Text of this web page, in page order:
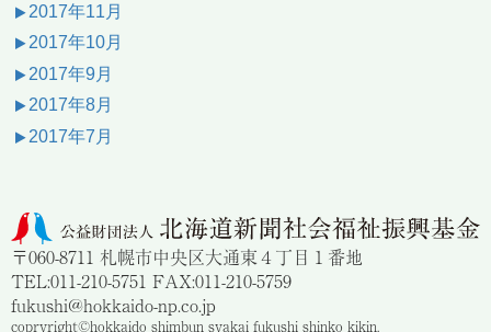
2017年11月
2017年10月
2017年9月
2017年8月
2017年7月
〒060-8711 札幌市中央区大通東４丁目１番地
TEL:011-210-5751 FAX:011-210-5759
fukushi@hokkaido-np.co.jp
copryright©hokkaido shimbun syakai fukushi shinko kikin.